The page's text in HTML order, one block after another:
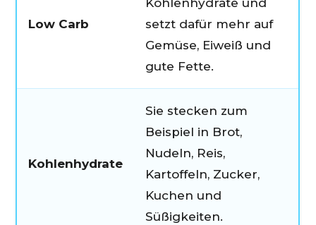
o
Low Carb
Kohlenhydrate und
setzt dafür mehr auf
Gemüse, Eiweiß und
gute Fette.
Kohlenhydrate
Sie stecken zum
Beispiel in Brot,
Nudeln, Reis,
Kartoffeln, Zucker,
Kuchen und
Süßigkeiten.